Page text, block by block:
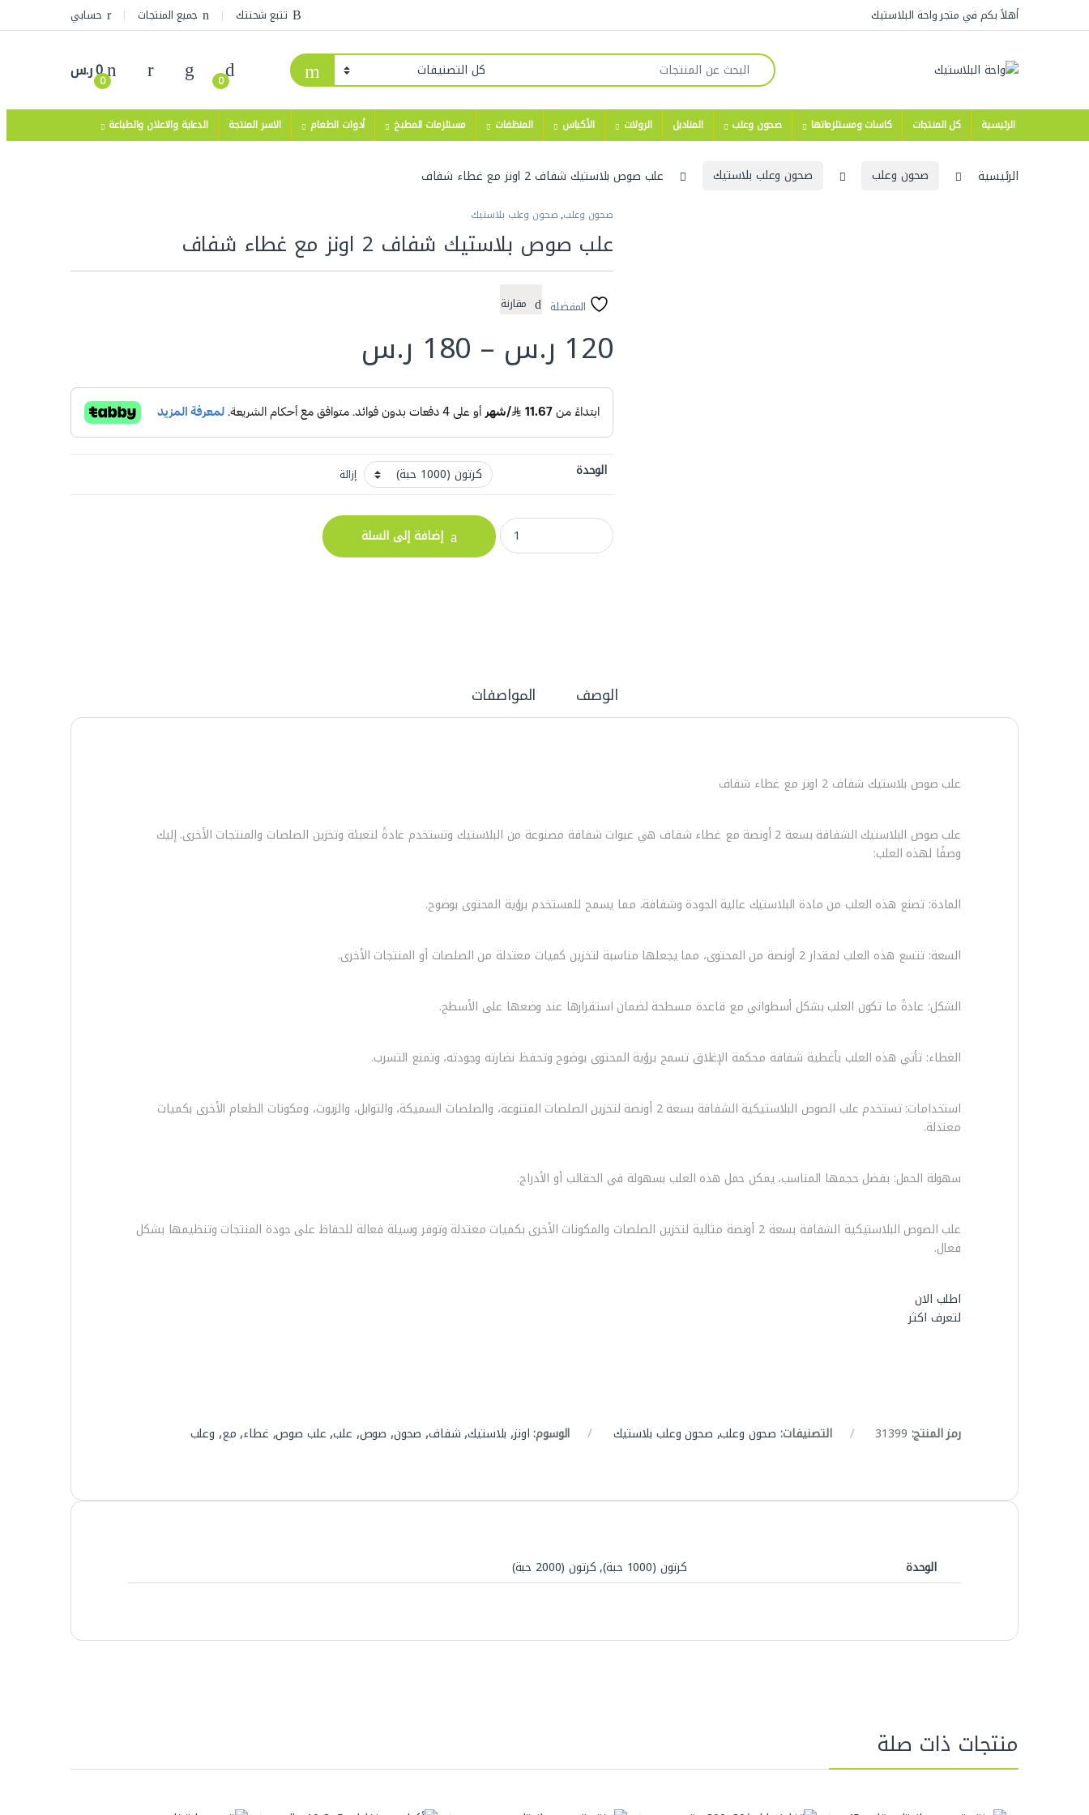
Skip to navigation
Skip to contentأهلاً بكم في متجر واحة البلاستيك تتبع شحنتك جميع المنتجات حسابي
Search for:
0
0
0ر.س
الرئيسية كل المنتجات كاسات ومستلزماتها صحون وعلب المناديل الرولات الأكياس المنظفات مستلزمات المطبخ أدوات الطعام الاسر المنتجة الدعاية والاعلان والطباعة
الرئيسية صحون وعلب صحون وعلب بلاستيك علب صوص بلاستيك شفاف 2 اونز مع غطاء شفاف
صحون وعلب,صحون وعلب بلاستيك
علب صوص بلاستيك شفاف 2 اونز مع غطاء شفاف
المفضلة مقارنة
120 ر.س –
180 ر.س
الوحدة إزالة
علب صوص بلاستيك شفاف 2 اونز مع غطاء شفاف quantity
إضافة إلى السلة
الوصف المواصفات
علب صوص بلاستيك شفاف 2 اونز مع غطاء شفاف
علب صوص البلاستيك الشفافة بسعة 2 أونصة مع غطاء شفاف هي عبوات شفافة مصنوعة من البلاستيك وتستخدم عادةً لتعبئة وتخزين الصلصات والمنتجات الأخرى. إليك
وصفًا لهذه العلب:
المادة: تصنع هذه العلب من مادة البلاستيك عالية الجودة وشفافة، مما يسمح للمستخدم برؤية المحتوى بوضوح.
السعة: تتسع هذه العلب لمقدار 2 أونصة من المحتوى، مما يجعلها مناسبة لتخزين كميات معتدلة من الصلصات أو المنتجات الأخرى.
الشكل: عادةً ما تكون العلب بشكل أسطواني مع قاعدة مسطحة لضمان استقرارها عند وضعها على الأسطح.
الغطاء: تأتي هذه العلب بأغطية شفافة محكمة الإغلاق تسمح برؤية المحتوى بوضوح وتحفظ نضارته وجودته، وتمنع التسرب.
استخدامات: تستخدم علب الصوص البلاستيكية الشفافة بسعة 2 أونصة لتخزين الصلصات المتنوعة، والصلصات السميكة، والتوابل، والزيوت، ومكونات الطعام الأخرى بكميات
معتدلة.
سهولة الحمل: بفضل حجمها المناسب، يمكن حمل هذه العلب بسهولة في الحقائب أو الأدراج.
علب الصوص البلاستيكية الشفافة بسعة 2 أونصة مثالية لتخزين الصلصات والمكونات الأخرى بكميات معتدلة وتوفر وسيلة فعالة للحفاظ على جودة المنتجات وتنظيمها بشكل
فعال.
اطلب الان
لتعرف اكثر
رمز المنتج: 31399 التصنيفات: صحون وعلب, صحون وعلب بلاستيك الوسوم:اونز, بلاستيك,شفاف, صحون, صوص, علب,علب صوص, غطاء,مع, وعلب
الوحدة كرتون (1000 حبة), كرتون (2000 حبة)
منتجات ذات صلة